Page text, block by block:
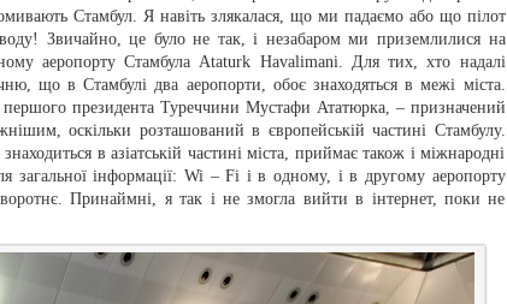
Стамбул. Я навіть злякалася, що ми падаємо або що пілот
Звичайно, це було не так, і незабаром ми приземлилися на
аеропорту Стамбула Ataturk Havalimani. Для тих, хто надалі
що в Стамбулі два аеропорти, обоє знаходяться в межі міста.
президента Туреччини Мустафи Ататюрка, – призначений
оскільки розташований в європейській частині Стамбулу.
в азіатській частині міста, приймає також і міжнародні
загальної інформації: Wi – Fi і в одному, і в другому аеропорту
Принаймні, я так і не змогла вийти в інтернет, поки не